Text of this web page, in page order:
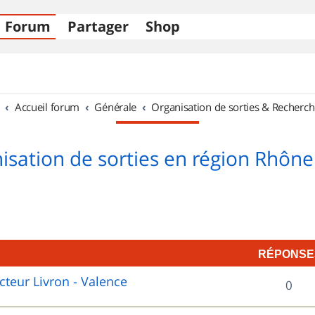
Forum Partager Shop
Accueil forum Générale Organisation de sorties &
de sorties en région
Livron - Valence 0R
é